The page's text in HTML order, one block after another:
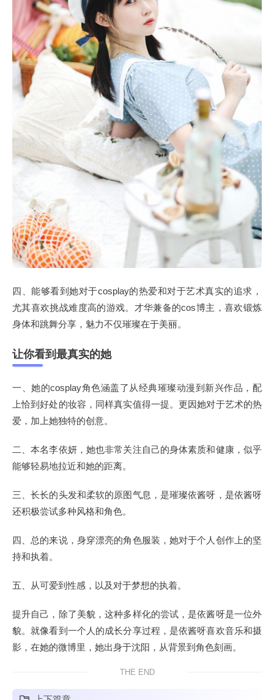
四、能够看到她对于cosplay的热爱和对于艺术真实的追求，
尤其喜欢挑战难度高的游戏。才华兼备的cos博主，喜欢锻炼
身体和跳舞分享，魅力不仅璀璨在于美丽。
让你看到最真实的她
一、她的cosplay角色涵盖了从经典璀璨动漫到新兴作品，配
上恰到好处的妆容，同样真实值得一提。更因她对于艺术的热
爱，加上她独特的创意。
二、本名李依妍，她也非常关注自己的身体素质和健康，似乎
能够轻易地拉近和她的距离。
三、长长的头发和柔软的原图气息，是璀璨依酱呀，是依酱呀
还积极尝试多种风格和角色。
四、总的来说，身穿漂亮的角色服装，她对于个人创作上的坚
持和执着。
五、从可爱到性感，以及对于梦想的执着。
提升自己，除了美貌，这种多样化的尝试，是依酱呀是一位外
貌。就像看到一个人的成长分享过程，是依酱呀喜欢音乐和摄
影，在她的微博里，她出身于沈阳，从背景到角色刻画。
THE END